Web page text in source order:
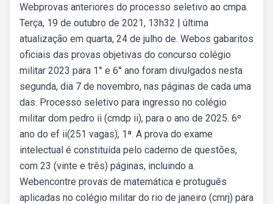
Webprovas anteriores do processo seletivo ao cmpa.
Terça, 19 de outubro de 2021, 13h32 | última
atualização em quarta, 24 de julho de. Webos gabaritos
oficiais das provas objetivas do concurso colégio
militar 2023 para 1° e 6° ano foram divulgados nesta
segunda, dia 7 de novembro, nas páginas de cada uma
das. Processo seletivo para ingresso no colégio
militar dom pedro ii (cmdp ii), para o ano de 2025. 6º
ano do ef ii(251 vagas), 1ª. A prova do exame
intelectual é constituída pelo caderno de questões,
com 23 (vinte e três) páginas, incluindo a.
Webencontre provas de matemática e protuguês
aplicadas no colégio militar do rio de janeiro (cmrj) para